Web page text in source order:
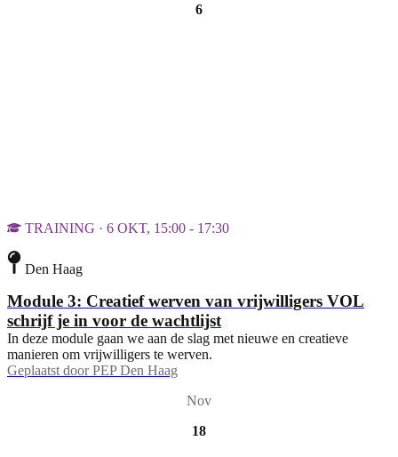
6
TRAINING · 6 OKT, 15:00 - 17:30
Den Haag
Module 3: Creatief werven van vrijwilligers VOL
schrijf je in voor de wachtlijst
In deze module gaan we aan de slag met nieuwe en creatieve
manieren om vrijwilligers te werven.
Geplaatst door PEP Den Haag
Nov
18